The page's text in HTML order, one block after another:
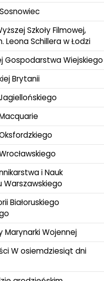
Szkoły Filmowej,
Leona Schillera w Łodzi
Gospodarstwa Wiejskiego
Brytanii
i Nauk
Białoruskiego
Marynarki Wojennej
W osiemdziesiąt dni